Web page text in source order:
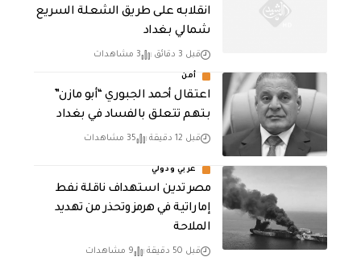
انقلابه على طريق الشعلة السريع
شمالي بغداد
قبل 3 دقائق 3 مشاهدات
أمن
اعتقال أحمد الجبوري “أبو مازن”
بتهم تتعلق بالفساد في بغداد
قبل 12 دقيقة 35 مشاهدات
عربي ودولي
مصر تدين استهداف ناقلة نفط
إماراتية في هرمز وتحذر من تهديد
الملاحة
قبل 50 دقيقة 9 مشاهدات